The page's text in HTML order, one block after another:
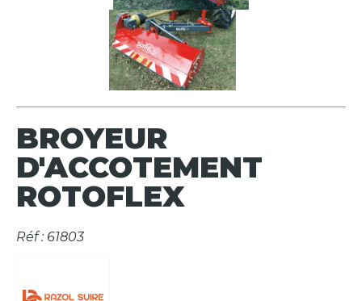
BROYEUR
D'ACCOTEMENT
ROTOFLEX
Réf : 61803